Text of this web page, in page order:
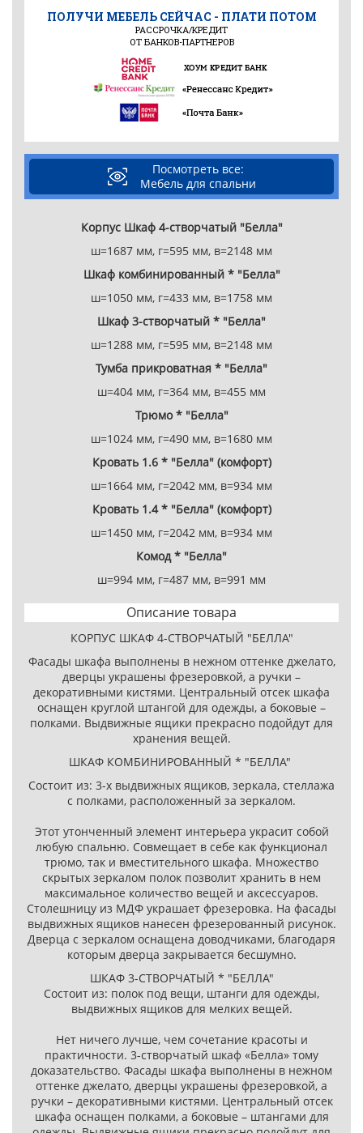
ПОЛУЧИ МЕБЕЛЬ СЕЙЧАС - ПЛАТИ ПОТОМ
РАССРОЧКА/КРЕДИТ
ОТ БАНКОВ-ПАРТНЕРОВ
Посмотреть все:
Мебель для спальни
Корпус Шкаф 4-створчатый "Белла"
ш=1687 мм, г=595 мм, в=2148 мм
Шкаф комбинированный * "Белла"
ш=1050 мм, г=433 мм, в=1758 мм
Шкаф 3-створчатый * "Белла"
ш=1288 мм, г=595 мм, в=2148 мм
Тумба прикроватная * "Белла"
ш=404 мм, г=364 мм, в=455 мм
Трюмо * "Белла"
ш=1024 мм, г=490 мм, в=1680 мм
Кровать 1.6 * "Белла" (комфорт)
ш=1664 мм, г=2042 мм, в=934 мм
Кровать 1.4 * "Белла" (комфорт)
ш=1450 мм, г=2042 мм, в=934 мм
Комод * "Белла"
ш=994 мм, г=487 мм, в=991 мм
Описание товара
КОРПУС ШКАФ 4-СТВОРЧАТЫЙ "БЕЛЛА"
Фасады шкафа выполнены в нежном оттенке джелато,
дверцы украшены фрезеровкой, а ручки –
декоративными кистями. Центральный отсек шкафа
оснащен круглой штангой для одежды, а боковые –
полками. Выдвижные ящики прекрасно подойдут для
хранения вещей.
ШКАФ КОМБИНИРОВАННЫЙ * "БЕЛЛА"
Состоит из: 3-х выдвижных ящиков, зеркала, стеллажа
с полками, расположенный за зеркалом.
Этот утонченный элемент интерьера украсит собой
любую спальню. Совмещает в себе как функционал
трюмо, так и вместительного шкафа. Множество
скрытых зеркалом полок позволит хранить в нем
максимальное количество вещей и аксессуаров.
Столешницу из МДФ украшает фрезеровка. На фасады
выдвижных ящиков нанесен фрезерованный рисунок.
Дверца с зеркалом оснащена доводчиками, благодаря
которым дверца закрывается бесшумно.
ШКАФ 3-СТВОРЧАТЫЙ * "БЕЛЛА"
Состоит из: полок под вещи, штанги для одежды,
выдвижных ящиков для мелких вещей.
Нет ничего лучше, чем сочетание красоты и
практичности. 3-створчатый шкаф «Белла» тому
доказательство. Фасады шкафа выполнены в нежном
оттенке джелато, дверцы украшены фрезеровкой, а
ручки – декоративными кистями. Центральный отсек
шкафа оснащен полками, а боковые – штангами для